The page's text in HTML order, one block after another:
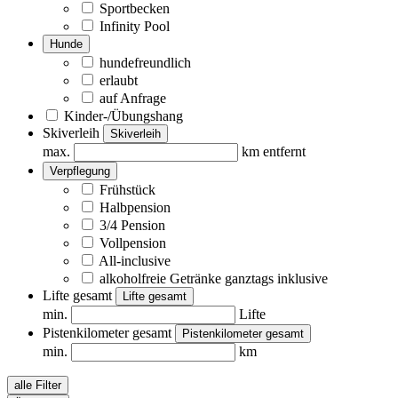
Sportbecken
Infinity Pool
Hunde
hundefreundlich
erlaubt
auf Anfrage
Kinder-/Übungshang
Skiverleih
Skiverleih
max. km entfernt
Verpflegung
Frühstück
Halbpension
3/4 Pension
Vollpension
All-inclusive
alkoholfreie Getränke ganztags inklusive
Lifte gesamt
Lifte gesamt
min.
Lifte
Pistenkilometer gesamt
Pistenkilometer gesamt
min. km
alle Filter